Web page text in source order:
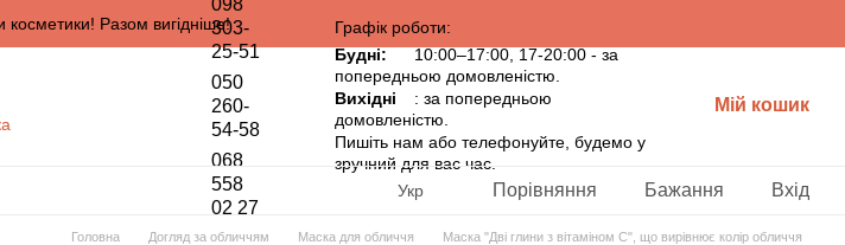
Разом вигідніше!
098
303-
25-51
050
260-
54-58
068
558
02 27
Графік роботи:
Будні:
10:00–17:00, 17-20:00 - за
попередньою домовленістю.
Вихідні
: за попередньою
домовленістю.
Пишіть нам або телефонуйте, будемо у
зручний для вас час.
Мій кошик
Укр Порівняння Бажання Вхід
Головна Догляд за обличчям Маска для обличчя Маска "Дві глини з вітаміном С", що вирівнює колір обличчя